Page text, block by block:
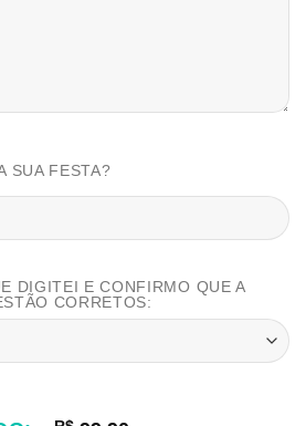
SUA FESTA?
DIGITEI E CONFIRMO QUE A
CORRETOS: